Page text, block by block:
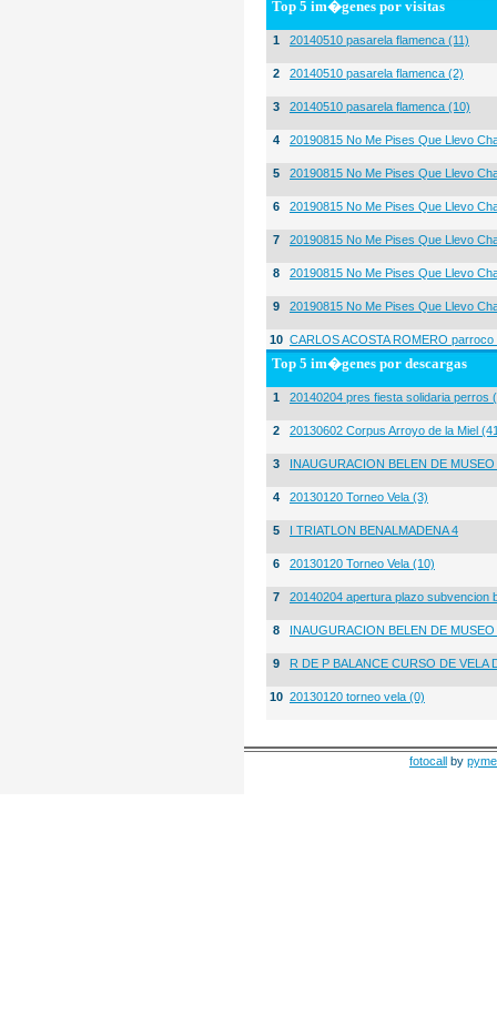
Top 5 im�genes por visitas
1 20140510 pasarela flamenca (11)
2 20140510 pasarela flamenca (2)
3 20140510 pasarela flamenca (10)
4 20190815 No Me Pises Que Llevo
5 20190815 No Me Pises Que Llevo
6 20190815 No Me Pises Que Llevo
7 20190815 No Me Pises Que Llevo
8 20190815 No Me Pises Que Llevo
9 20190815 No Me Pises Que Llevo
10 CARLOS ACOSTA ROMERO
Top 5 im�genes por descargas
1 20140204 pres fiesta solidaria perros
2 20130602 Corpus Arroyo de la Miel
3 INAUGURACION BELEN DE
4 20130120 Torneo Vela (3)
5 I TRIATLON BENALMADENA 4
6 20130120 Torneo Vela (10)
7 20140204 apertura plazo subvencion
8 INAUGURACION BELEN DE
9 R DE P BALANCE CURSO DE VELA
10 20130120 torneo vela (0)
fotocall by